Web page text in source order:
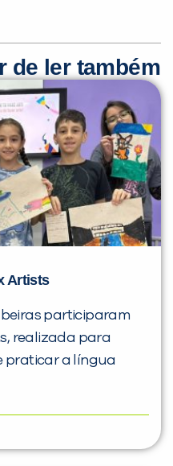
de ler também
Artists
participaram
realizada para
praticar a língua